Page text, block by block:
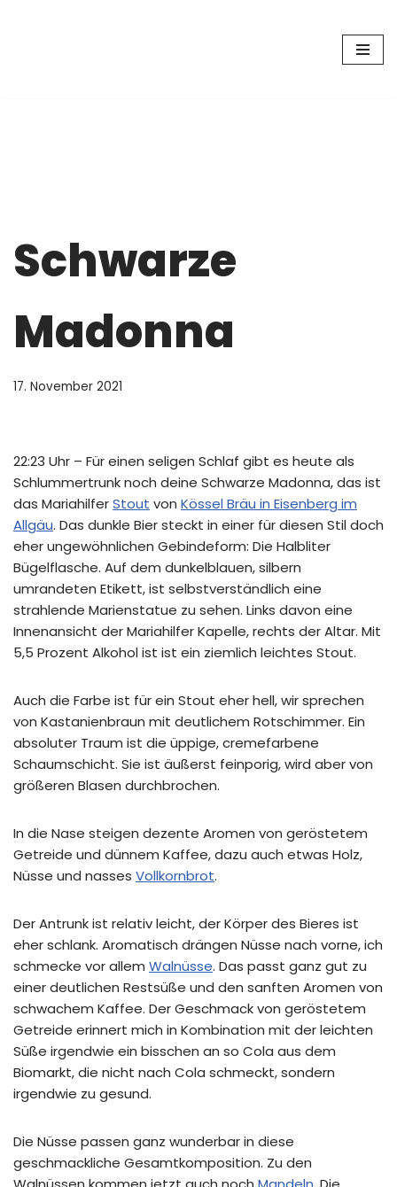
Schwarze
Madonna
17. November 2021
22:23 Uhr – Für einen seligen Schlaf gibt es heute als
Schlummertrunk noch deine Schwarze Madonna, das ist
das MariahilferStout von Kössel Bräu in Eisenberg im
Allgäu. Das dunkle Bier steckt in einer für diesen Stil doch
eher ungewöhnlichen Gebindeform: Die Halbliter
Bügelflasche. Auf dem dunkelblauen, silbern
umrandeten Etikett, ist selbstverständlich eine
strahlende Marienstatue zu sehen. Links davon eine
Innenansicht der Mariahilfer Kapelle, rechts der Altar. Mit
5,5 Prozent Alkohol ist ist ein ziemlich leichtes Stout.
Auch die Farbe ist für ein Stout eher hell, wir sprechen
von Kastanienbraun mit deutlichem Rotschimmer. Ein
absoluter Traum ist die üppige, cremefarbene
Schaumschicht. Sie ist äußerst feinporig, wird aber von
größeren Blasen durchbrochen.
In die Nase steigen dezente Aromen von geröstetem
Getreide und dünnem Kaffee, dazu auch etwas Holz,
Nüsse und nasses Vollkornbrot.
Der Antrunk ist relativ leicht, der Körper des Bieres ist
eher schlank. Aromatisch drängen Nüsse nach vorne, ich
schmecke vor allem Walnüsse. Das passt ganz gut zu
einer deutlichen Restsüße und den sanften Aromen von
schwachem Kaffee. Der Geschmack von geröstetem
Getreide erinnert mich in Kombination mit der leichten
Süße irgendwie ein bisschen an so Cola aus dem
Biomarkt, die nicht nach Cola schmeckt, sondern
irgendwie zu gesund.
Die Nüsse passen ganz wunderbar in diese
geschmackliche Gesamtkomposition. Zu den